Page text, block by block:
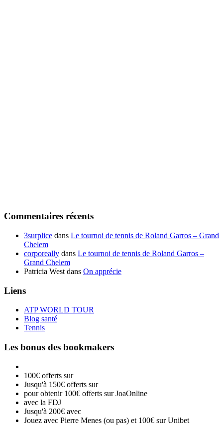
Commentaires récents
3surplice dans Le tournoi de tennis de Roland Garros – Grand
Chelem
corporeally dans Le tournoi de tennis de Roland Garros –
Grand Chelem
Patricia West dans On apprécie
Liens
ATP WORLD TOUR
Blog santé
Tennis
Les bonus des bookmakers
100€ offerts sur
Jusqu'à 150€ offerts sur
pour obtenir 100€ offerts sur JoaOnline
avec la FDJ
Jusqu'à 200€ avec
Jouez avec Pierre Menes (ou pas) et 100€ sur Unibet